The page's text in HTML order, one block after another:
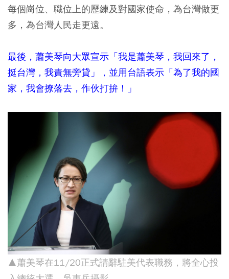
每個崗位、職位上的歷練及對國家使命，為台灣做更
多，為台灣人民走更遠。
最後，蕭美琴向大眾宣示「我是蕭美琴，我回來了，
挺台灣，我責無旁貸」，並用台語表示「為了我的國
家，我會撩落去，作伙打拚！」
▲蕭美琴在11/20正式請辭駐美代表職務，將全心投